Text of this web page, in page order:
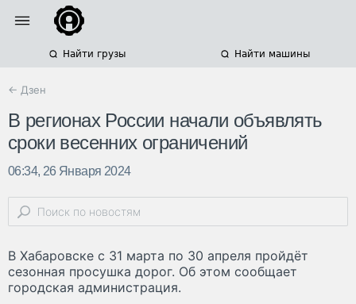
Найти грузы Найти машины
← Дзен
В регионах России начали объявлять
сроки весенних ограничений
06:34, 26 Января 2024
В Хабаровске с 31 марта по 30 апреля пройдёт
сезонная просушка дорог. Об этом сообщает
городская администрация.